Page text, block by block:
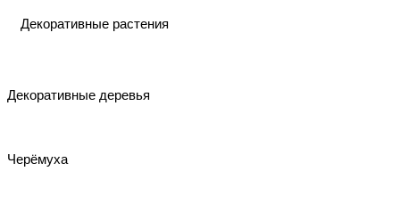
Декоративные растения
Декоративные деревья
Черёмуха